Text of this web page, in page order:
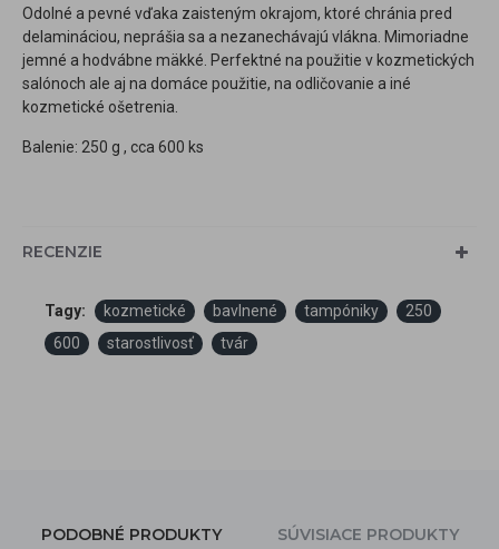
Odolné a pevné vďaka zaisteným okrajom, ktoré chránia pred
delamináciou, neprášia sa a nezanechávajú vlákna. Mimoriadne
jemné a hodvábne mäkké. Perfektné na použitie v kozmetických
salónoch ale aj na domáce použitie, na odličovanie a iné
kozmetické ošetrenia.
Balenie: 250 g , cca 600 ks
RECENZIE
Tagy: kozmetické bavlnené tampóniky
250
600
starostlivosť tvár
PODOBNÉ PRODUKTY SÚVISIACE PRODUKTY